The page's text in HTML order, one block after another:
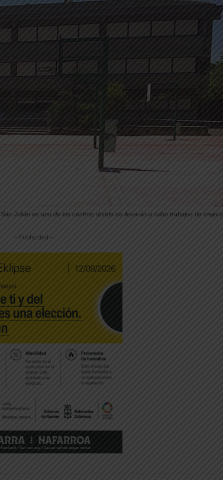
Julián es uno de los centros donde se llevarán a cabo trabajos de mejora
-- Publicidad --